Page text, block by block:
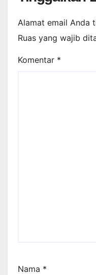
Alamat email Anda
Ruas yang wajib
Komentar *
Nama *